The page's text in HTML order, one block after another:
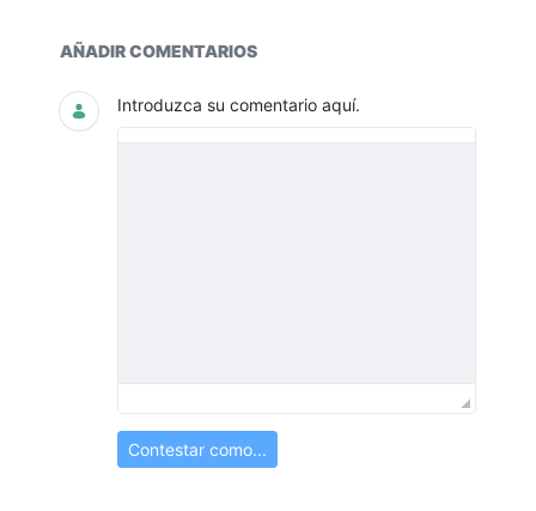
Documentos y multimedia
AÑADIR COMENTARIOS
Introduzca su comentario aquí.
Contestar como...